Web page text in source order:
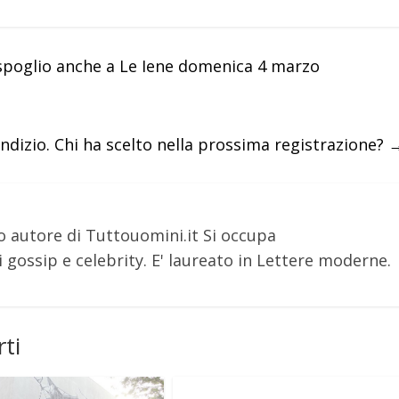
anche a Le Iene domenica 4 marzo
Chi ha scelto nella prossima registrazione?
autore di Tuttouomini.it Si occupa
e celebrity. E' laureato in Lettere moderne.